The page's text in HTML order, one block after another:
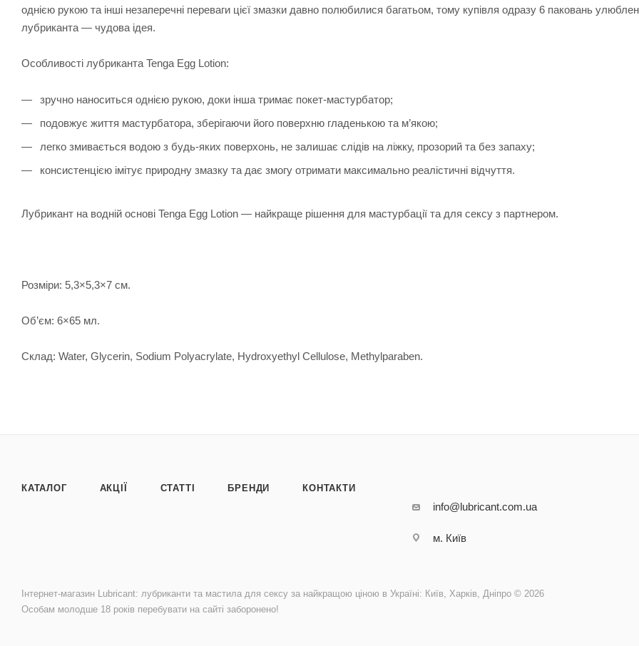
однією рукою та інші незаперечні переваги цієї змазки давно полюбилися багатьом, тому купівля одразу 6 паковань
лубриканта — чудова ідея.
Особливості лубриканта Tenga Egg Lotion:
зручно наноситься однією рукою, доки інша тримає покет-мастурбатор;
подовжує життя мастурбатора, зберігаючи його поверхню гладенькою та м’якою;
легко змивається водою з будь-яких поверхонь, не залишає слідів на ліжку, прозорий та без запаху;
консистенцією імітує природну змазку та дає змогу отримати максимально реалістичні відчуття.
Лубрикант на водній основі Tenga Egg Lotion — найкраще рішення для мастурбації та для сексу з партнером.
Розміри: 5,3×5,3×7 см.
Об’єм: 6×65 мл.
Склад: Water, Glycerin, Sodium Polyacrylate, Hydroxyethyl Cellulose, Methylparaben.
КАТАЛОГ АКЦІЇ СТАТТІ БРЕНДИ КОНТАКТИ
info@lubricant.com.ua
м. Київ
Інтернет-магазин Lubricant: лубриканти та мастила для сексу за найкращою ціною в Україні: Київ, Харків, Дніпро © 2026
Особам молодше 18 років перебувати на сайті заборонено!